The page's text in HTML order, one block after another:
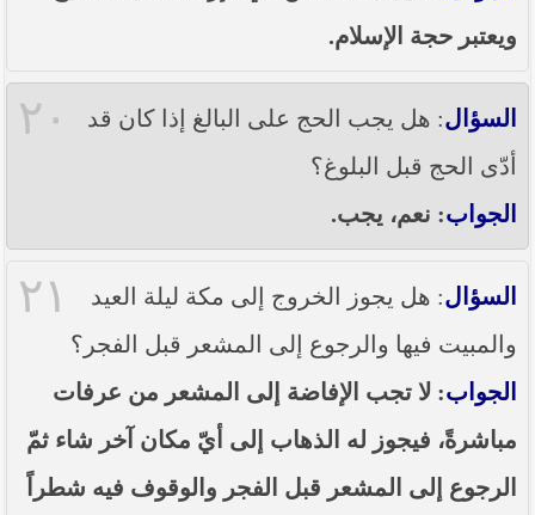
ويعتبر حجة الإسلام.
٢٠ السؤال: هل يجب الحج على البالغ إذا كان قد
أدّى الحج قبل البلوغ؟
الجواب: نعم، يجب.
٢١ السؤال: هل يجوز الخروج إلى مكة ليلة العيد
والمبيت فيها والرجوع إلى المشعر قبل الفجر؟
الجواب: لا تجب الإفاضة إلى المشعر من عرفات
مباشرةً، فيجوز له الذهاب إلى أيّ مكان آخر شاء ثمّ
الرجوع إلى المشعر قبل الفجر والوقوف فيه شطراً